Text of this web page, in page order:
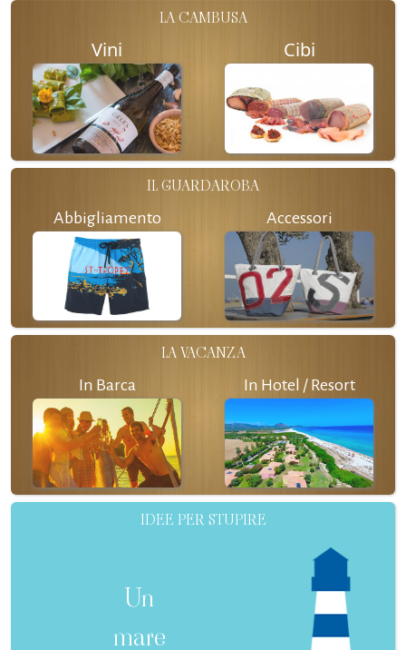
LA CAMBUSA
Vini Cibi
IL GUARDAROBA
Abbigliamento Accessori
LA VACANZA
In Barca In Hotel / Resort
IDEE PER STUPIRE
Un
mare